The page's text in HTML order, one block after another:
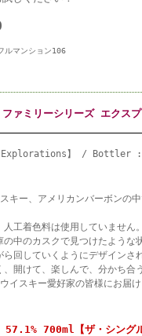
マンション106
ミリーシリーズ エクスプ
Explorations】 / Bottler :
キー、アメリカンバーボンの
工着色料は使用していません
中のカスクで見つけたような
回していくようにデザインさ
開けて、楽しんで、分かち合
イスキー愛好家の皆様にお届け
700ml【ザ・シング